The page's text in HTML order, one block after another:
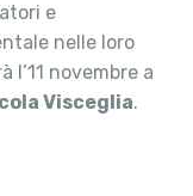
e
nelle loro
l’11 novembre a
Visceglia.